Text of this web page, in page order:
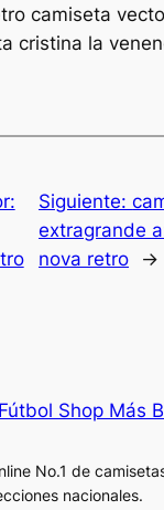
Siguiente:
extragrande
nova retro
→
Shop Más
No.1 de
nacionales.